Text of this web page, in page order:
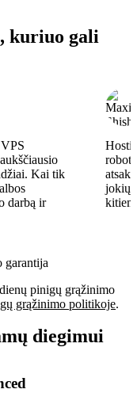
kuriuo gali
Kai tik
darbą ir
jokių
garantija
pinigų grąžinimo
grąžinimo politikoje.
diegimui